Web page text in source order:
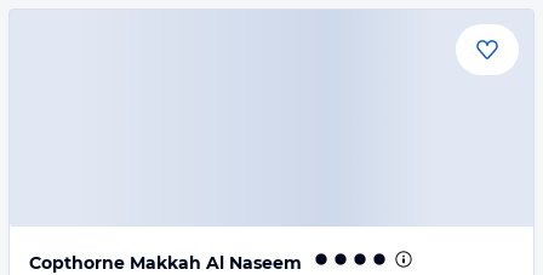
Copthorne Makkah Al Naseem